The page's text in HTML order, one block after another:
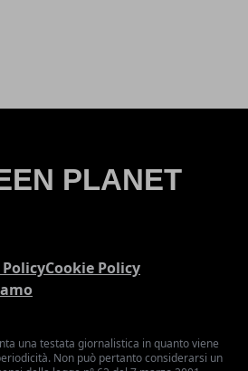
Cookie Policy
una testata giornalistica in quanto viene
Non può pertanto considerarsi un